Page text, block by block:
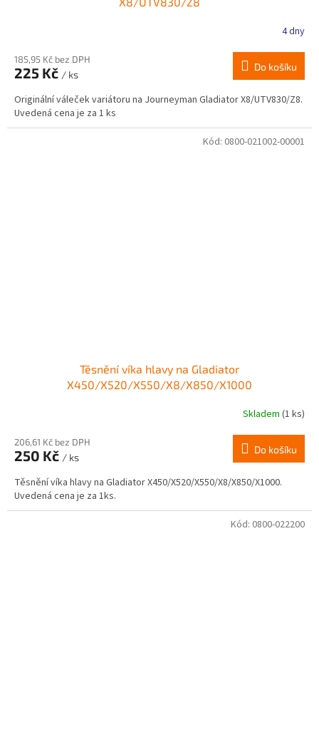
4 dny
185,95 Kč bez DPH
225 Kč / ks
Do košíku
Originální váleček variátoru na Journeyman Gladiator X8/UTV830/Z8.
Uvedená cena je za 1 ks
Těsnění víka hlavy na Gladiator
X450/X520/X550/X8/X850/X1000
Skladem (1 ks)
206,61 Kč bez DPH
250 Kč / ks
Do košíku
Těsnění víka hlavy na Gladiator X450/X520/X550/X8/X850/X1000.
Uvedená cena je za 1ks.
Kód: 0800-021002-00001
Kód: 0800-022200